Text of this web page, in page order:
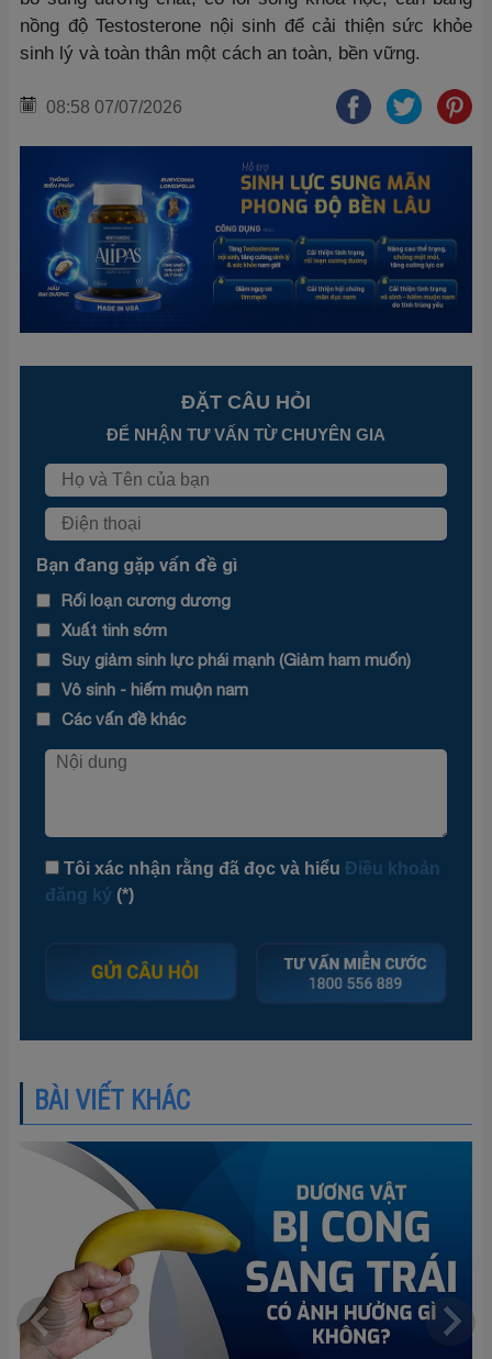
nồng độ Testosterone nội sinh để cải thiện sức khỏe
sinh lý và toàn thân một cách an toàn, bền vững.
08:58 07/07/2026
ĐẶT CÂU HỎI
ĐỂ NHẬN TƯ VẤN TỪ CHUYÊN GIA
Bạn đang gặp vấn đề gì
Rối loạn cương dương
Xuất tinh sớm
Suy giảm sinh lực phái mạnh (Giảm ham muốn)
Vô sinh - hiếm muộn nam
Các vấn đề khác
Tôi xác nhận rằng đã đọc và hiểu Điều khoản
đăng ký (*)
BÀI VIẾT KHÁC